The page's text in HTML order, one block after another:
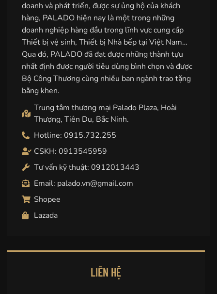
doanh và phát triển, được sự ủng hộ của khách
hàng, PALADO hiện nay là một trong những
doanh nghiệp hàng đầu trong lĩnh vực cung cấp
Thiết bị vệ sinh, Thiết bị Nhà bếp tại Việt Nam…
Qua đó, PALADO đã đạt được những thành tựu
nhất định được người tiêu dùng bình chọn và được
Bộ Công Thương cùng nhiều ban ngành trao tặng
bằng khen.
Trung tâm thương mại Palado Plaza, Hoài
Thượng, Tiên Du, Bắc Ninh.
Hotline: 0915.732.255
CSKH: 0913545959
Tư vấn kỹ thuật: 0912013443
Email: palado.vn@gmail.com
Shopee
Lazada
LIÊN HỆ